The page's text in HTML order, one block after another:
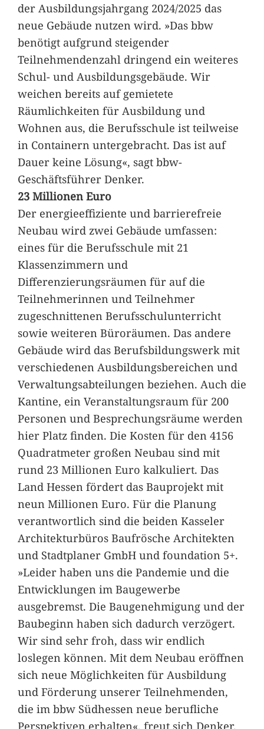
der Ausbildungsjahrgang 2024/2025 das
neue Gebäude nutzen wird. »Das bbw
benötigt aufgrund steigender
Teilnehmendenzahl dringend ein weiteres
Schul- und Ausbildungsgebäude. Wir
weichen bereits auf gemietete
Räumlichkeiten für Ausbildung und
Wohnen aus, die Berufsschule ist teilweise
in Containern untergebracht. Das ist auf
Dauer keine Lösung«, sagt bbw-
Geschäftsführer Denker.
23 Millionen Euro
Der energieeffiziente und barrierefreie
Neubau wird zwei Gebäude umfassen:
eines für die Berufsschule mit 21
Klassenzimmern und
Differenzierungsräumen für auf die
Teilnehmerinnen und Teilnehmer
zugeschnittenen Berufsschulunterricht
sowie weiteren Büroräumen. Das andere
Gebäude wird das Berufsbildungswerk mit
verschiedenen Ausbildungsbereichen und
Verwaltungsabteilungen beziehen. Auch die
Kantine, ein Veranstaltungsraum für 200
Personen und Besprechungsräume werden
hier Platz finden. Die Kosten für den 4156
Quadratmeter großen Neubau sind mit
rund 23 Millionen Euro kalkuliert. Das
Land Hessen fördert das Bauprojekt mit
neun Millionen Euro. Für die Planung
verantwortlich sind die beiden Kasseler
Architekturbüros Baufrösche Architekten
und Stadtplaner GmbH und foundation 5+.
»Leider haben uns die Pandemie und die
Entwicklungen im Baugewerbe
ausgebremst. Die Baugenehmigung und der
Baubeginn haben sich dadurch verzögert.
Wir sind sehr froh, dass wir endlich
loslegen können. Mit dem Neubau eröffnen
sich neue Möglichkeiten für Ausbildung
und Förderung unserer Teilnehmenden,
die im bbw Südhessen neue berufliche
Perspektiven erhalten«, freut sich Denker.